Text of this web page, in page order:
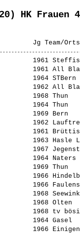
HK Frauen
1961
1961 All
1964
1962 All
1968
1964
1969
1962
1961
1963
1967
1964
1969
1966
1966
1968
1968
1968 tv
1964
1966